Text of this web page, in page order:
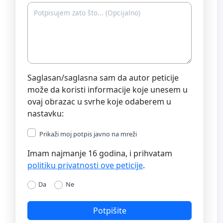
Saglasan/saglasna sam da autor peticije
može da koristi informacije koje unesem u
ovaj obrazac u svrhe koje odaberem u
nastavku:
Prikaži moj potpis javno na mreži
Imam najmanje 16 godina, i prihvatam
politiku privatnosti ove peticije.
Da Ne
Potpišite